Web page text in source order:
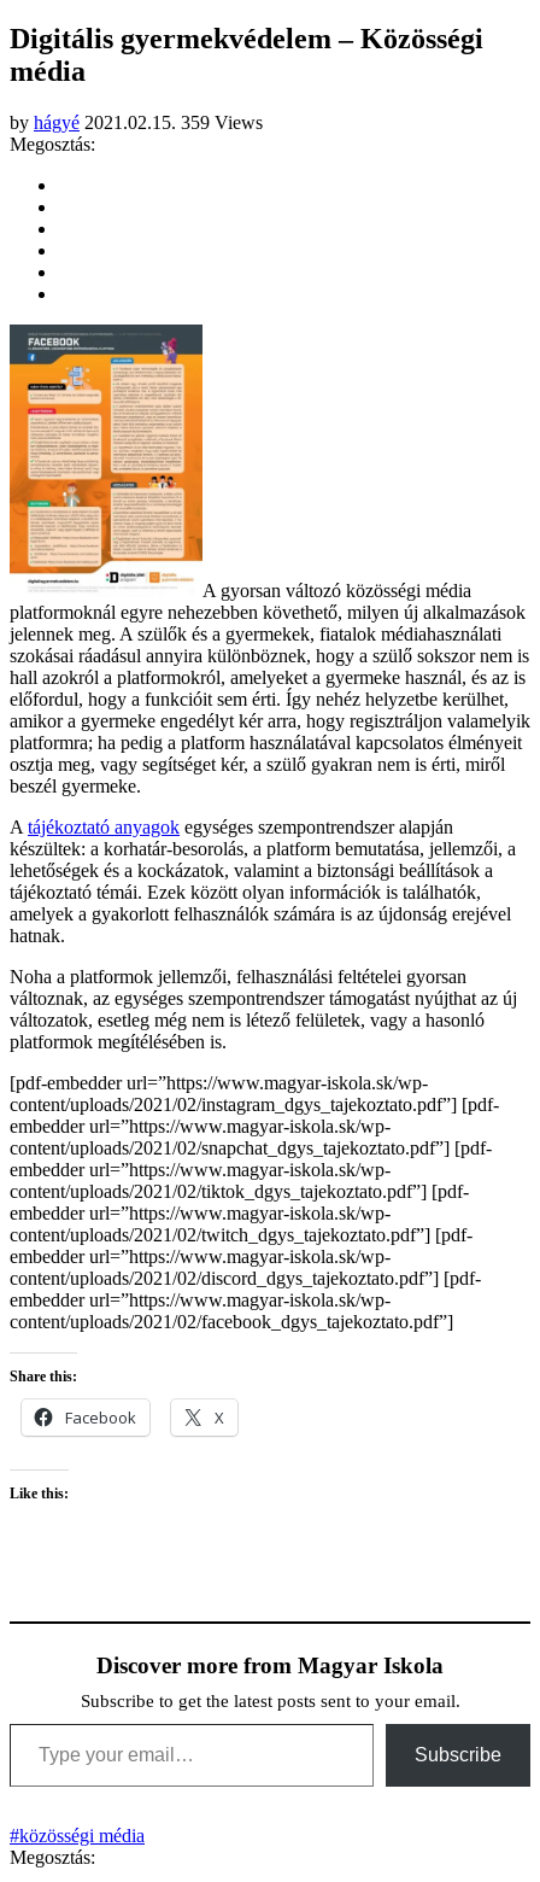
Digitális gyermekvédelem – Közösségi
média
by hágyé 2021.02.15. 359 Views
Megosztás:
A gyorsan változó közösségi média
platformoknál egyre nehezebben követhető, milyen új alkalmazások
jelennek meg. A szülők és a gyermekek, fiatalok médiahasználati
szokásai ráadásul annyira különböznek, hogy a szülő sokszor nem is
hall azokról a platformokról, amelyeket a gyermeke használ, és az is
előfordul, hogy a funkcióit sem érti. Így nehéz helyzetbe kerülhet,
amikor a gyermeke engedélyt kér arra, hogy regisztráljon valamelyik
platformra; ha pedig a platform használatával kapcsolatos élményeit
osztja meg, vagy segítséget kér, a szülő gyakran nem is érti, miről
beszél gyermeke.
A tájékoztató anyagok egységes szempontrendszer alapján
készültek: a korhatár-besorolás, a platform bemutatása, jellemzői, a
lehetőségek és a kockázatok, valamint a biztonsági beállítások a
tájékoztató témái. Ezek között olyan információk is találhatók,
amelyek a gyakorlott felhasználók számára is az újdonság erejével
hatnak.
Noha a platformok jellemzői, felhasználási feltételei gyorsan
változnak, az egységes szempontrendszer támogatást nyújthat az új
változatok, esetleg még nem is létező felületek, vagy a hasonló
platformok megítélésében is.
[pdf-embedder url=”https://www.magyar-iskola.sk/wp-
content/uploads/2021/02/instagram_dgys_tajekoztato.pdf”] [pdf-
embedder url=”https://www.magyar-iskola.sk/wp-
content/uploads/2021/02/snapchat_dgys_tajekoztato.pdf”] [pdf-
embedder url=”https://www.magyar-iskola.sk/wp-
content/uploads/2021/02/tiktok_dgys_tajekoztato.pdf”] [pdf-
embedder url=”https://www.magyar-iskola.sk/wp-
content/uploads/2021/02/twitch_dgys_tajekoztato.pdf”] [pdf-
embedder url=”https://www.magyar-iskola.sk/wp-
content/uploads/2021/02/discord_dgys_tajekoztato.pdf”] [pdf-
embedder url=”https://www.magyar-iskola.sk/wp-
content/uploads/2021/02/facebook_dgys_tajekoztato.pdf”]
Share this:
Facebook X
Like this:
Discover more from Magyar Iskola
Subscribe to get the latest posts sent to your email.
Type your email…
Subscribe
#közösségi média
Megosztás: